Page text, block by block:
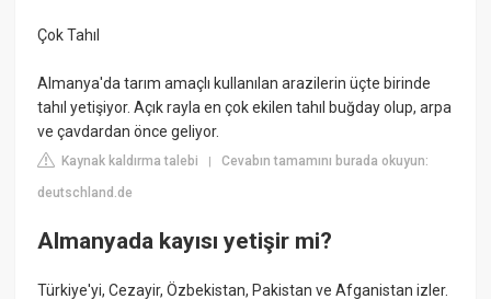
Çok Tahıl
Almanya'da tarım amaçlı kullanılan arazilerin üçte birinde
tahıl yetişiyor. Açık rayla en çok ekilen tahıl buğday olup, arpa
ve çavdardan önce geliyor.
Kaynak kaldırma talebi |Cevabın tamamını burada okuyun:
deutschland.de
Almanyada kayısı yetişir mi?
Türkiye'yi, Cezayir, Özbekistan, Pakistan ve Afganistan izler.